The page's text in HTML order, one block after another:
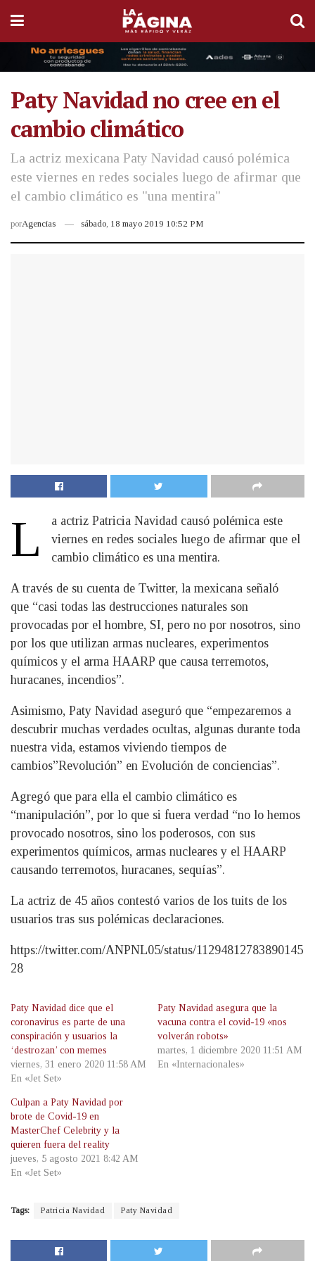
Paty Navidad no cree en el
cambio climático
La actriz mexicana Paty Navidad causó polémica
este viernes en redes sociales luego de afirmar que
el cambio climático es "una mentira"
porAgencias sábado, 18 mayo 2019 10:52 PM
L
a actriz Patricia Navidad causó polémica este
viernes en redes sociales luego de afirmar que el
cambio climático es una mentira.
A través de su cuenta de Twitter, la mexicana señaló
que “casi todas las destrucciones naturales son
provocadas por el hombre, SI, pero no por nosotros, sino
por los que utilizan armas nucleares, experimentos
químicos y el arma HAARP que causa terremotos,
huracanes, incendios”.
Asimismo, Paty Navidad aseguró que “empezaremos a
descubrir muchas verdades ocultas, algunas durante toda
nuestra vida, estamos viviendo tiempos de
cambios”Revolución” en Evolución de conciencias”.
Agregó que para ella el cambio climático es
“manipulación”, por lo que si fuera verdad “no lo hemos
provocado nosotros, sino los poderosos, con sus
experimentos químicos, armas nucleares y el HAARP
causando terremotos, huracanes, sequías”.
La actriz de 45 años contestó varios de los tuits de los
usuarios tras sus polémicas declaraciones.
https://twitter.com/ANPNL05/status/11294812783890145
28
Paty Navidad dice que el
coronavirus es parte de una
conspiración y usuarios la
‘destrozan’ con memes
viernes, 31 enero 2020 11:58 AM
En «Jet Set»
Paty Navidad asegura que la
vacuna contra el covid-19 «nos
volverán robots»
martes, 1 diciembre 2020 11:51 AM
En «Internacionales»
Culpan a Paty Navidad por
brote de Covid-19 en
MasterChef Celebrity y la
quieren fuera del reality
jueves, 5 agosto 2021 8:42 AM
En «Jet Set»
Tags: Patricia Navidad Paty Navidad